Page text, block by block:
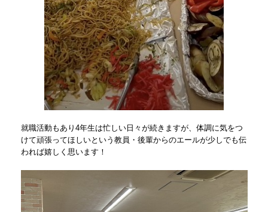
就職活動もあり4年生は忙しい日々が続きますが、体調に気をつ
けて頑張ってほしいという教員・後輩からのエールが少しでも伝
われば嬉しく思います！